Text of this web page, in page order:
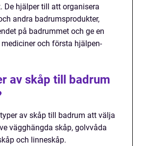
De hjälper till att organisera
andra badrumsprodukter,
på badrummet och ge en
och första hjälpen-
av skåp till badrum
av skåp till badrum att välja
vägghängda skåp, golvvåda
och linneskåp.